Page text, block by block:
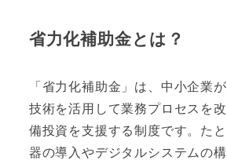
省力化補助金とは？
「省力化補助金」は、中小企業
技術を活用して業務プロセスを
備投資を支援する制度です。た
器の導入やデジタルシステムの